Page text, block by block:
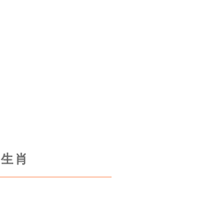
肖